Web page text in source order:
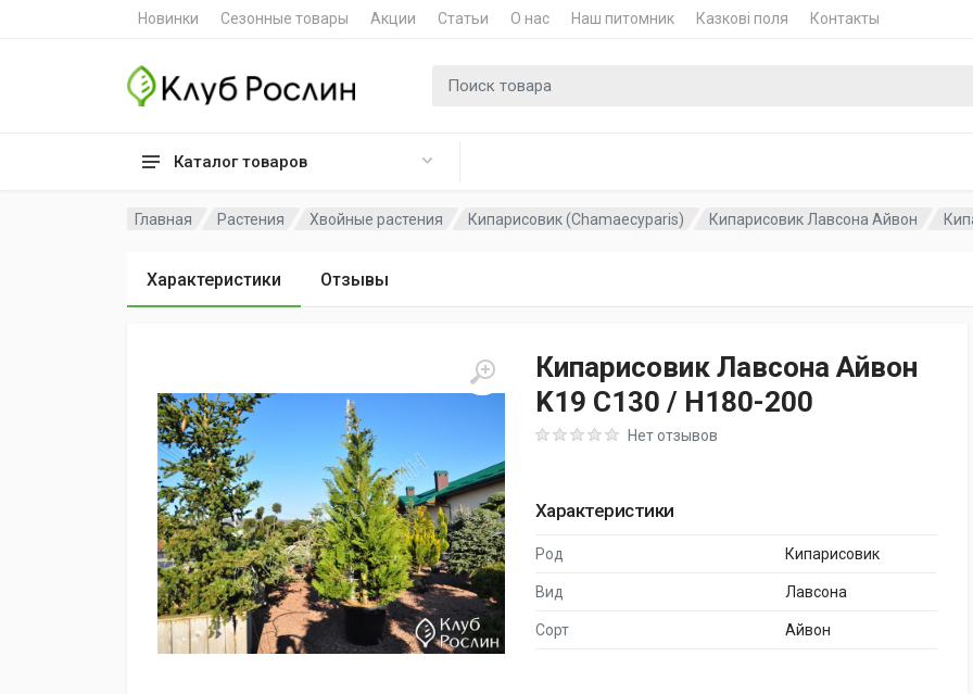
Новинки Сезонные товары Акции Статьи О нас Наш питомник Казкові поля Контакты
Каталог товаров
Поиск для
Главная Растения Хвойные растения Кипарисовик (Chamaecyparis) Кипарисовик Лавсона Айвон
Характеристики Отзывы
Кипарисовик Лавсона Айвон
K19 C130 / H180-200
Rating: 0 out of 5Нет отзывов
Характеристики
Род Кипарисовик
Вид Лавсона
Сорт Айвон